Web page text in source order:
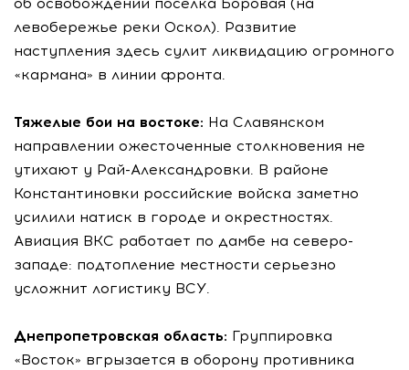
левобережье реки Оскол). Развитие
наступления здесь сулит ликвидацию огромного
«кармана» в линии фронта.
Тяжелые бои на востоке: На Славянском
направлении ожесточенные столкновения не
утихают у Рай-Александровки. В районе
Константиновки российские войска заметно
усилили натиск в городе и окрестностях.
Авиация ВКС работает по дамбе на северо-
западе: подтопление местности серьезно
усложнит логистику ВСУ.
Днепропетровская область: Группировка
«Восток» вгрызается в оборону противника